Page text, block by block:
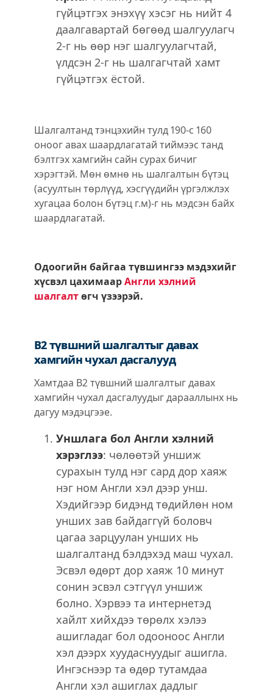
гүйцэтгэх энэхүү хэсэг нь нийт 4
даалгавартай бөгөөд шалгуулагч
2-г нь өөр нэг шалгуулагчтай,
үлдсэн 2-г нь шалгагчтай хамт
гүйцэтгэх ёстой.
Шалгалтанд тэнцэхийн тулд 190-с 160
оноог авах шаардлагатай тиймээс танд
бэлтгэх хамгийн сайн сурах бичиг
хэрэгтэй. Мөн өмнө нь шалгалтын бүтэц
(асуултын төрлүүд, хэсгүүдийн үргэлжлэх
хугацаа болон бүтэц г.м)-г нь мэдсэн байх
шаардлагатай.
Одоогийн байгаа түвшингээ мэдэхийг
хүсвэл цахимаарАнгли хэлний
шалгалтөгч үзээрэй.
B2 түвшний шалгалтыг давах
хамгийн чухал дасгалууд
Хамтдаа B2 түвшний шалгалтыг давах
хамгийн чухал дасгалуудыг дарааллынх нь
дагуу мэдэцгээе.
Уншлага бол Англи хэлний
хэрэглээ: чөлөөтэй уншиж
сурахын тулд нэг сард дор хаяж
нэг ном Англи хэл дээр унш.
Хэдийгээр бидэнд төдийлөн ном
унших зав байдаггүй боловч
цагаа зарцуулан унших нь
шалгалтанд бэлдэхэд маш чухал.
Эсвэл өдөрт дор хаяж 10 минут
сонин эсвэл сэтгүүл уншиж
болно. Хэрвээ та интернетэд
хайлт хийхдээ төрөлх хэлээ
ашигладаг бол одооноос Англи
хэл дээрх хуудаснуудыг ашигла.
Ингэснээр та өдөр тутамдаа
Англи хэл ашиглах дадлыг